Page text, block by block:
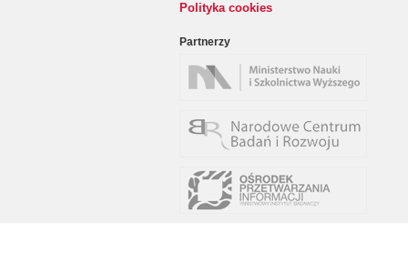
Polityka cookies
Partnerzy